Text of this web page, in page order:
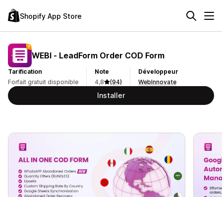
Shopify App Store
WEBI ‑ LeadForm Order COD Form
Tarification
Forfait gratuit disponible
Note
4,8
(94)
Développeur
WebInnovate
Installer